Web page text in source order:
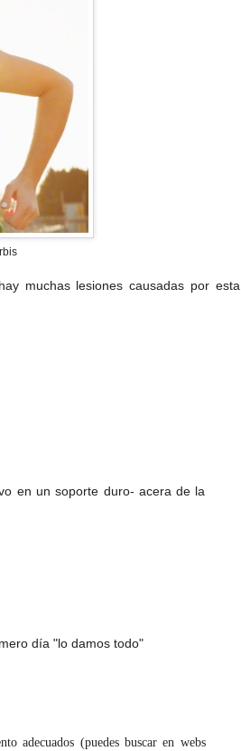
muchas lesiones causadas por esta
en un soporte duro- acera de la
día "lo damos todo"
adecuados (puedes buscar en webs